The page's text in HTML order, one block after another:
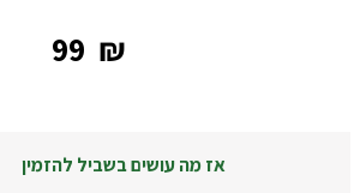
‎99 ₪
אז מה עושים בשביל להזמין